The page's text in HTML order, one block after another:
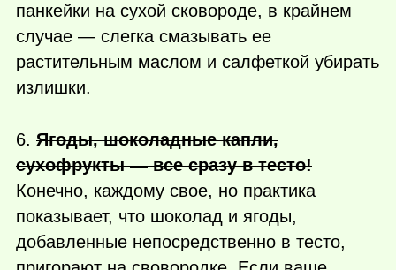
панкейки на сухой сковороде, в крайнем
случае — слегка смазывать ее
растительным маслом и салфеткой убирать
излишки.
6. Ягоды, шоколадные капли,
сухофрукты — все сразу в тесто!
Конечно, каждому свое, но практика
показывает, что шоколад и ягоды,
добавленные непосредственно в тесто,